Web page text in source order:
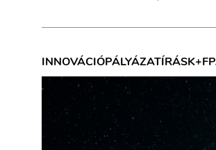
INNOVÁCIÓPÁLYÁZATÍRÁSK+F